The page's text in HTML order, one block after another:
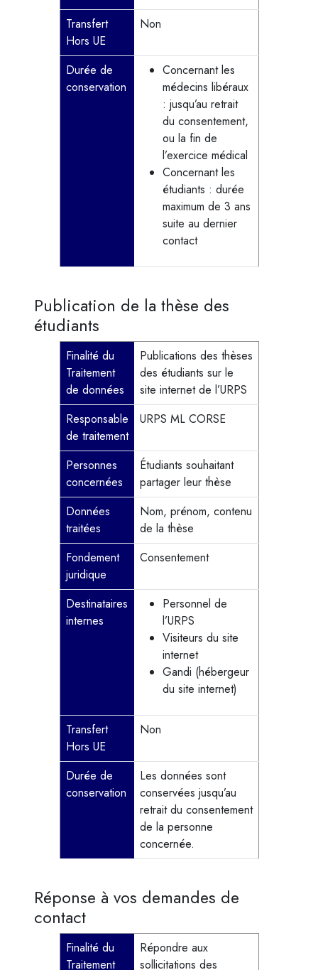
Transfert
Hors UE
Non
Durée de
conservation
Concernant les
médecins libéraux
: jusqu’au retrait
du consentement,
ou la fin de
l’exercice médical
Concernant les
étudiants : durée
maximum de 3 ans
suite au dernier
contact
Publication de la thèse des
étudiants
Finalité du
Traitement
de données
Publications des thèses
des étudiants sur le
site internet de l’URPS
Responsable
de traitement
URPS ML CORSE
Personnes
concernées
Étudiants souhaitant
partager leur thèse
Données
traitées
Nom, prénom, contenu
de la thèse
Fondement
juridique
Consentement
Destinataires
internes
Personnel de
l’URPS
Visiteurs du site
internet
Gandi (hébergeur
du site internet)
Transfert
Hors UE
Non
Durée de
conservation
Les données sont
conservées jusqu’au
retrait du consentement
de la personne
concernée.
Réponse à vos demandes de
contact
Finalité du
Traitement
Répondre aux
sollicitations des